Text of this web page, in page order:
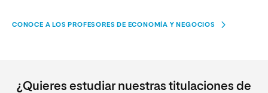
CONOCE A LOS PROFESORES DE ECONOMÍA Y NEGOCIOS
¿Quieres estudiar nuestras titulaciones de